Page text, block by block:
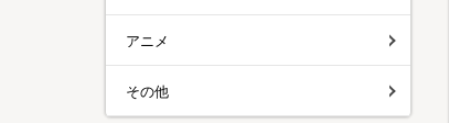
アニメ
その他